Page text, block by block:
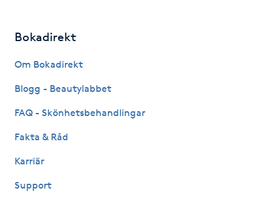
K18
Katun fransar
Keratinbehandling
Bokadirekt
Om Bokadirekt
Blogg - Beautylabbet
FAQ - Skönhetsbehandlingar
Fakta & Råd
Karriär
Support